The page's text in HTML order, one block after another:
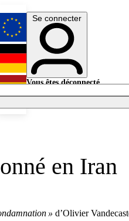
English
Deutsch
Se connecter
Vous êtes déconnecté.
en Iran
» d’Olivier